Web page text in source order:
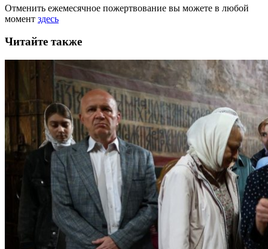
Отменить ежемесячное пожертвование вы можете в любой
момент здесь
Читайте также